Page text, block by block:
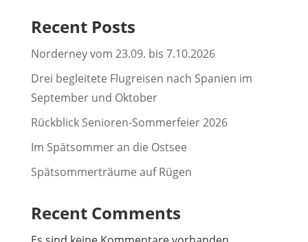
Recent Posts
Norderney vom 23.09. bis 7.10.2026
Drei begleitete Flugreisen nach Spanien im
September und Oktober
Rückblick Senioren-Sommerfeier 2026
Im Spätsommer an die Ostsee
Spätsommerträume auf Rügen
Recent Comments